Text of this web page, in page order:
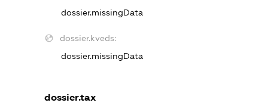
dossier.missingData
dossier.kveds:
dossier.missingData
dossier.tax